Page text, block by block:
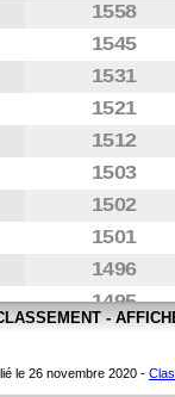
1558
1545
1531
1521
1512
1503
1502
1501
1496
1495
1487
-
le 26 novembre 2020 -